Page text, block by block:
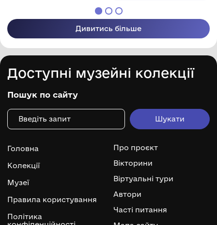
Дивитись більше
Доступні музейні колекції
Пошук по сайту
Головна
Колекції
Музеї
Правила користування
Політика
Про проєкт
Вікторини
Віртуальні тури
Автори
Часті питання